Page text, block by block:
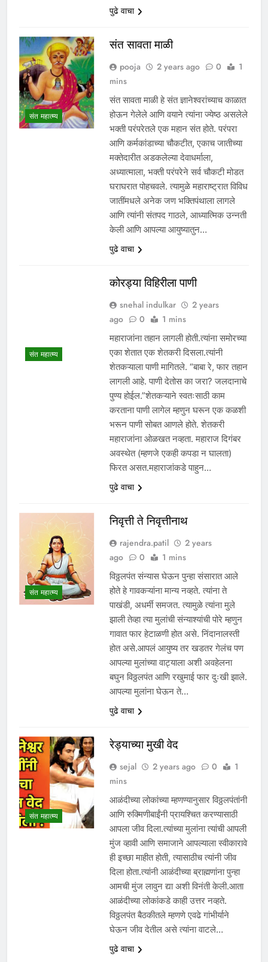
पुढे वाचा
संत महात्म्य
संत सावता माळी
pooja 2 years ago 0
1
mins
संत सावता माळी हे संत ज्ञानेश्वरांच्याच काळात
होऊन गेलेले आणि वयाने त्यांना ज्येष्ठ असलेले
भक्ती परंपरेतले एक महान संत होते. परंपरा
आणि कर्मकांडाच्या चौकटीत, एकाच जातीच्या
मक्तेदारीत अडकलेल्या देवाधर्माला,
अध्यात्माला, भक्ती परंपरेने सर्व चौकटी मोडत
घराघरात पोहचवले. त्यामुळे महाराष्ट्रात विविध
जातींमधले अनेक जण भक्तिपंथाला लागले
आणि त्यांनी संतपद गाठले, आध्यात्मिक उन्नती
केली आणि आपल्या आयुष्यातुन…
पुढे वाचा
संत महात्म्य
कोरड्या विहिरीला पाणी
snehal indulkar
2 years
ago
0 1 mins
महाराजांना तहान लागली होती.त्यांना समोरच्या
एका शेतात एक शेतकरी दिसला.त्यांनी
शेतकऱ्याला पाणी मागितले. “बाबा रे, फार तहान
लागली आहे. पाणी देतोस का जरा? जलदानाचे
पुण्य होईल.”शेतकऱ्याने स्वतःसाठी काम
करताना पाणी लागेल म्हणुन घरून एक कळशी
भरून पाणी सोबत आणले होते. शेतकरी
महाराजांना ओळखत नव्हता. महाराज दिगंबर
अवस्थेत (म्हणजे एकही कपडा न घालता)
फिरत असत.महाराजांकडे पाहुन…
पुढे वाचा
संत महात्म्य
निवृत्ती ते निवृत्तीनाथ
rajendra.patil
2 years
ago
0 1 mins
विठ्ठलपंत संन्यास घेऊन पुन्हा संसारात आले
होते हे गावकऱ्यांना मान्य नव्हते. त्यांना ते
पाखंडी, अधर्मी समजत. त्यामुळे त्यांना मुले
झाली तेव्हा त्या मुलांची संन्याश्यांची पोरे म्हणुन
गावात फार हेटाळणी होत असे. निंदानालस्ती
होत असे.आपलं आयुष्य तर खडतर गेलंच पण
आपल्या मुलांच्या वाट्याला अशी अवहेलना
बघुन विठ्ठलपंत आणि रखुमाई फार दुःखी झाले.
आपल्या मुलांना घेऊन ते…
पुढे वाचा
संत महात्म्य
रेड्याच्या मुखी वेद
sejal 2 years ago 0
1
mins
आळंदीच्या लोकांच्या म्हणण्यानुसार विठ्ठलपंतांनी
आणि रुक्मिणीबाईंनी प्रायश्चित करण्यासाठी
आपला जीव दिला.त्यांच्या मुलांना त्यांची आपली
मुंज व्हावी आणि समाजाने आपल्याला स्वीकारावे
ही इच्छा माहीत होती, त्यासाठीच त्यांनी जीव
दिला होता.त्यांनी आळंदीच्या ब्राह्मणांना पुन्हा
आमची मुंज लावुन द्या अशी विनंती केली.आता
आळंदीच्या लोकांकडे काही उत्तर नव्हते.
विठ्ठलपंत बैठकीतले म्हणणे एवढे गांभीर्याने
घेऊन जीव देतील असे त्यांना वाटले…
पुढे वाचा